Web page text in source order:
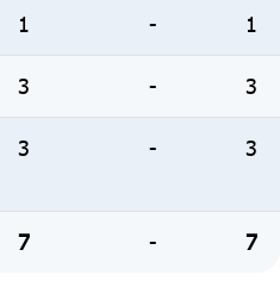
1 - 1
3 - 3
3 - 3
7 - 7